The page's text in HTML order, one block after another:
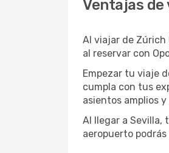
Ventajas de
Al viajar de Zúrich
al reservar con
Empezar tu viaje
cumpla con tus
asientos amplios
Al llegar a Sevilla,
aeropuerto